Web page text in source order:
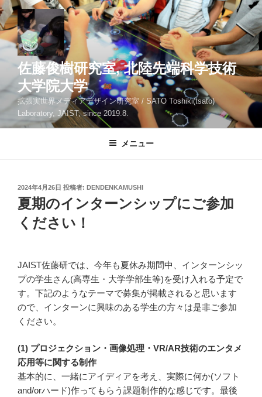
コ
ン
テ
ン
ス
佐藤俊樹研究室, 北陸先端科学技術
大学院大学
拡張実世界メディアデザイン研究室 / SATO Toshiki(tsato)
Laboratory, JAIST, since 2019.8.
メニュー
投
稿
日:
2024年4月26日 投稿者: DENDENKAMUSHI
夏期のインターンシップにご参加
ください！
JAIST佐藤研では、今年も夏休み期間中、インターンシッ
プの学生さん(高専生・大学学部生等)を受け入れる予定で
す。下記のようなテーマで募集が掲載されると思います
ので、インターンに興味のある学生の方々は是非ご参加
ください。
(1) プロジェクション・画像処理・VR/AR技術のエンタメ
応用等に関する制作
基本的に、一緒にアイディアを考え、実際に何か(ソフト
and/orハード)作ってもらう課題制作的な感じです。最後